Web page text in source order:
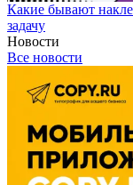
Какие бывают
задачу
Новости
Все новости